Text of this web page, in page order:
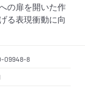
の扉を開いた作
る表現衝動に向
09948-8